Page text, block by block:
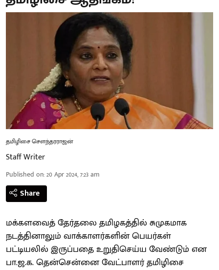
தமிழிசை செளந்தரராஜன்
Staff Writer
Published on:20 Apr 2024, 7:23 am
Share
மக்களவைத் தேர்தலை தமிழகத்தில் சுமுகமாக
நடத்தினாலும் வாக்காளர்களின் பெயர்கள்
பட்டியலில் இருப்பதை உறுதிசெய்ய வேண்டும் என
பா.ஜ.க. தென்சென்னை வேட்பாளர் தமிழிசை